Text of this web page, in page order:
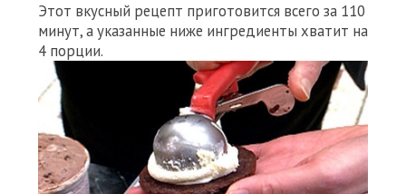
Этот вкусный рецепт приготовится всего за 110
минут, а указанные ниже ингредиенты хватит на
4 порции.